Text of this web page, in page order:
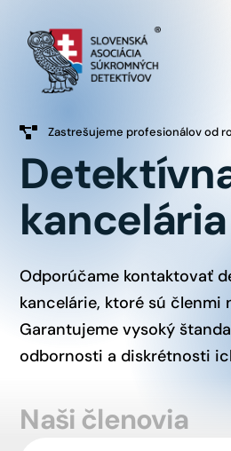
Zastrešujeme profesionálov od
kancelária
Odporúčame kontaktovať
kancelárie, ktoré sú členmi
Garantujeme vysoký
odbornosti a diskrétnosti
Naši členovia